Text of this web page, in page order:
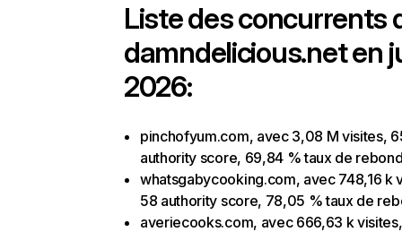
Liste des concurrents
damndelicious.net en
2026:
pinchofyum.com, avec 3,08 M visites,
authority score, 69,84 % taux de
whatsgabycooking.com, avec 748,16 k
58 authority score, 78,05 % taux de
averiecooks.com, avec 666,63 k